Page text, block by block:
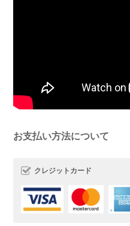
お支払い方法について
クレジットカード